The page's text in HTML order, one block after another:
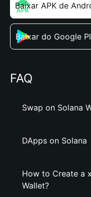
Baixar APK de
Baixar do Google
FAQ
Swap on Solana
DApps on Solana
How to Create a
Wallet?